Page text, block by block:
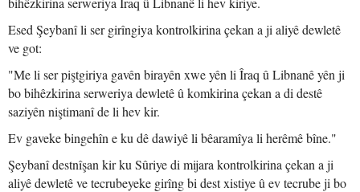
Esed Şeybanî li ser girîngiya kontrolkirina çekan a ji aliyê dewletê
ve got:
"Me li ser piştgiriya gavên birayên xwe yên li Îraq û Libnanê yên ji
bo bihêzkirina serweriya dewletê û komkirina çekan a di destê
saziyên niştimanî de li hev kir.
Ev gaveke bingehîn e ku dê dawiyê li bêaramîya li herêmê bîne."
Şeybanî destnîşan kir ku Sûriye di mijara kontrolkirina çekan a ji
aliyê dewletê ve tecrubeyeke girîng bi dest xistiye û ev tecrube ji bo